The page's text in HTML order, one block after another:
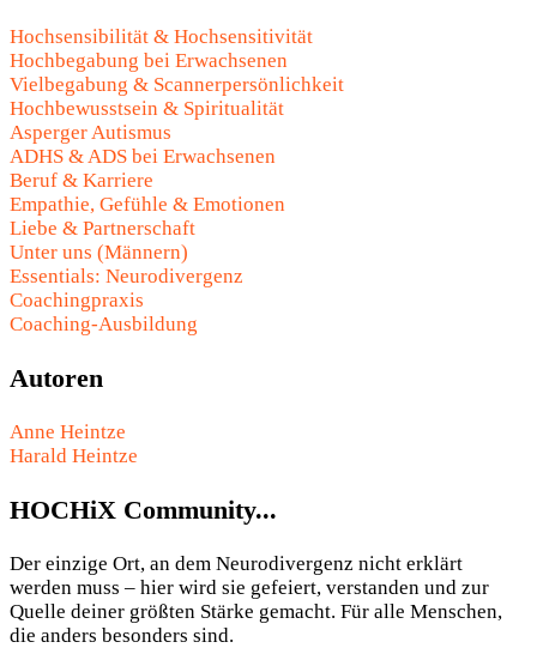
Hochsensibilität & Hochsensitivität
Hochbegabung bei Erwachsenen
Vielbegabung & Scannerpersönlichkeit
Hochbewusstsein & Spiritualität
Asperger Autismus
ADHS & ADS bei Erwachsenen
Beruf & Karriere
Empathie, Gefühle & Emotionen
Liebe & Partnerschaft
Unter uns (Männern)
Essentials: Neurodivergenz
Coachingpraxis
Coaching-Ausbildung
Autoren
Anne Heintze
Harald Heintze
HOCHiX Community...
Der einzige Ort, an dem Neurodivergenz nicht erklärt
werden muss – hier wird sie gefeiert, verstanden und zur
Quelle deiner größten Stärke gemacht. Für alle Menschen,
die anders besonders sind.